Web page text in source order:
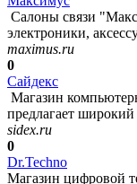
Салоны связи
электроники,
maximus.ru
0
Сайдекс
Магазин
предлагает
sidex.ru
0
Dr.Techno
Магазин цифровой